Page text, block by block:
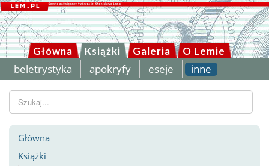
Główna Książki Galeria O Lemie
beletrystyka apokryfy eseje inne
Szukaj...
Główna
Książki